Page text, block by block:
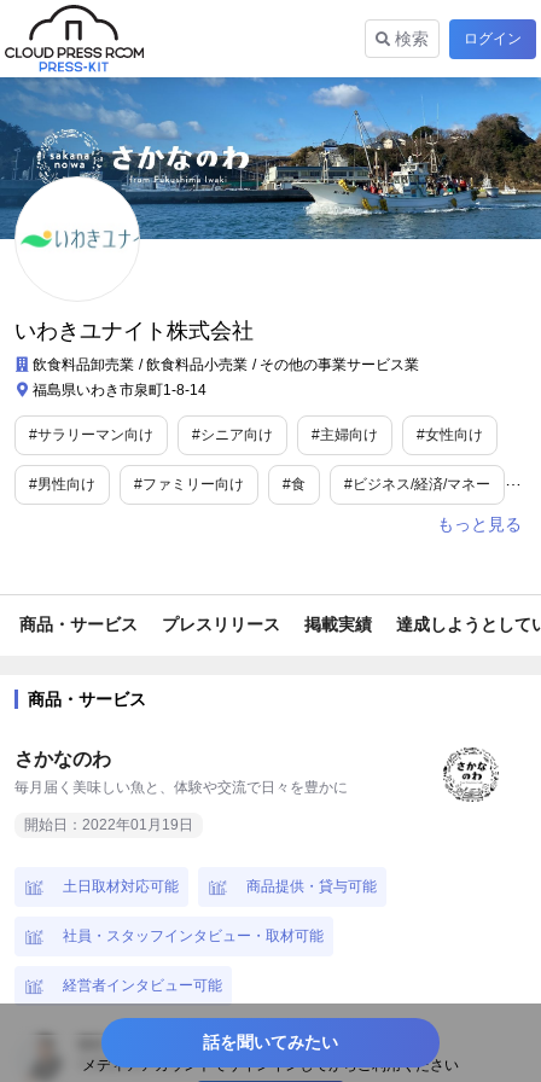
検索 ログイン
いわきユナイト株式会社
飲食料品卸売業 飲食料品小売業
その他の事業サービス業
福島県いわき市泉町1-8-14
#サラリーマン向け #シニア向け #主婦向け #女性向け
#男性向け #ファミリー向け #食 #ビジネス/経済/マネー
#グルメ #イベント #国内観光 #D2C #EC
#旅行 #toC #地域限定 #数量限定 #新規事業
#SDGs・ESG #エシカル
#ギフト #クラウドファンディング #コラボ
#新商品・サービス #ユニーク #話題
話を聞いてみたい
商品・サービス プレスリリース 掲載実績 達成しようとして
商品・サービス
さかなのわ
毎月届く美味しい魚と、体験や交流で日々を豊かに
開始日：2022年01月19日
土日取材対応可能 商品提供・貸与可能
社員・スタッフインタビュー・取材可能
経営者インタビュー可能
植松 謙
代表取締役ＣＯＯ
取材ができる人については、
メディアアカウントでサインインしてからご利用ください